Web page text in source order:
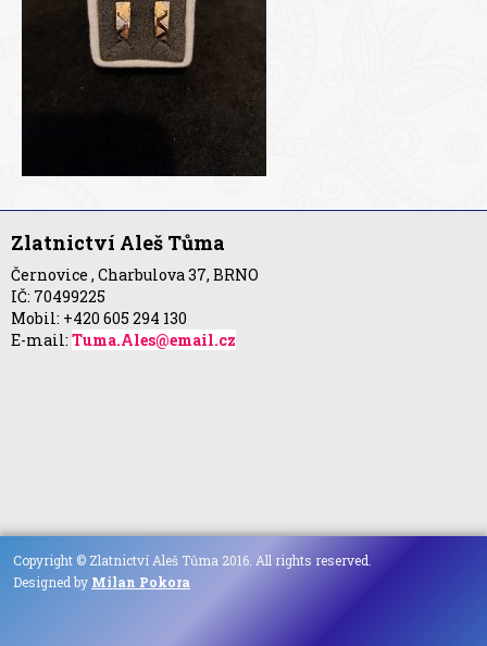
Zlatnictví Aleš Tůma
Černovice , Charbulova 37, BRNO
IČ: 70499225
Mobil: +420 605 294 130
E-mail: Tuma.Ales@email.cz
Copyright © Zlatnictví Aleš Tůma 2016. All rights reserved.
Designed by Milan Pokora